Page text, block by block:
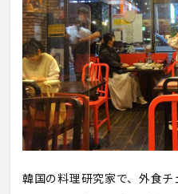
韓国の料理研究家で、外食